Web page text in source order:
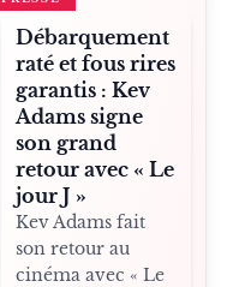
Débarquement
raté et fous rires
garantis : Kev
Adams signe
son grand
retour avec « Le
jour J »
Kev Adams fait
son retour au
cinéma avec « Le